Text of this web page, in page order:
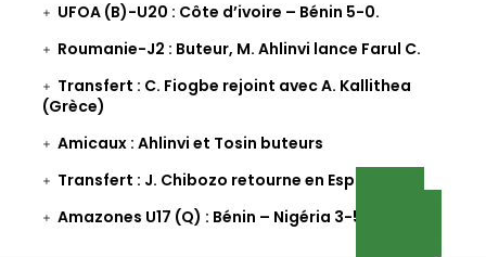
UFOA (B)-U20 : Côte d’ivoire – Bénin 5-0.
Roumanie-J2 : Buteur, M. Ahlinvi lance Farul C.
Transfert : C. Fiogbe rejoint avec A. Kallithea
(Grèce)
Amicaux : Ahlinvi et Tosin buteurs
Transfert : J. Chibozo retourne en Espagne.
Amazones U17 (Q) : Bénin – Nigéria 3-5